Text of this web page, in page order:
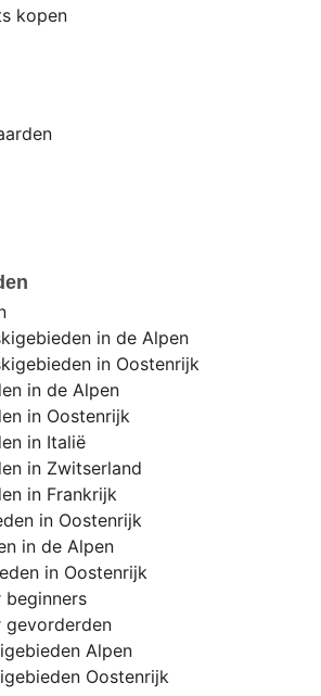
kopen
in de Alpen
in Oostenrijk
in de Alpen
in Oostenrijk
in Italië
in Zwitserland
in Frankrijk
in Oostenrijk
in de Alpen
in Oostenrijk
beginners
gevorderden
Alpen
Oostenrijk